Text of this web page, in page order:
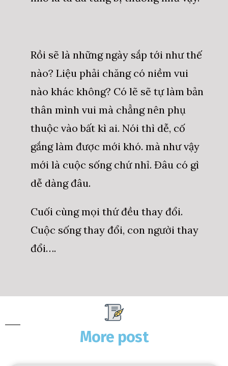
Rồi sẽ là những ngày sắp tới như thế
nào? Liệu phải chăng có niềm vui
nào khác không? Có lẽ sẽ tự làm bản
thân mình vui mà chẳng nên phụ
thuộc vào bất kì ai. Nói thì dễ, cố
gắng làm được mới khó. mà như vậy
mới là cuộc sống chứ nhỉ. Đâu có gì
dễ dàng đâu.
Cuối cùng mọi thứ đều thay đổi.
Cuộc sống thay đổi, con người thay
đổi….
More post